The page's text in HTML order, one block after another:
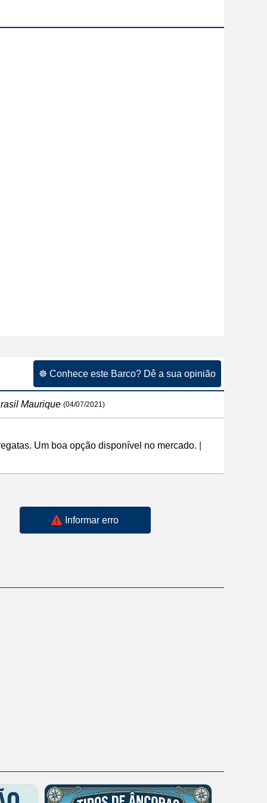
☸ Conhece este Barco? Dê a sua opinião
Maurique (04/07/2021)
Um boa opção disponível no mercado.
Informar erro